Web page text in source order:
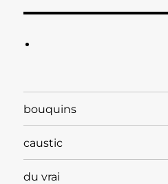
bouquins
caustic
du vrai